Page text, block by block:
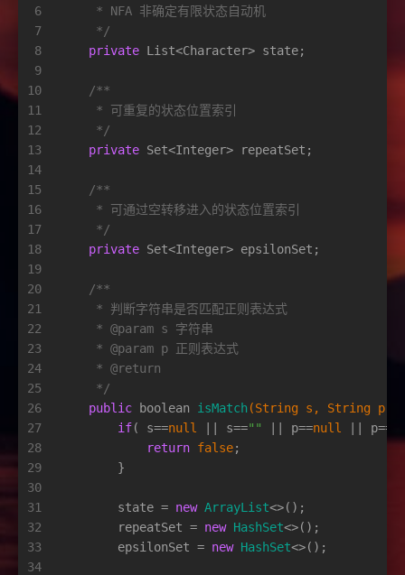
6
7
8
9
10
11
12
13
14
15
16
17
18
19
20
21
22
23
24
25
26
27
28
29
30
31
32
33
34
     * NFA 非确定有限状态自动机
     */
private List<Character> state;
/**
     * 可重复的状态位置索引
     */
private Set<Integer> repeatSet;
/**
     * 可通过空转移进入的状态位置索引
     */
private Set<Integer> epsilonSet;
/**
     * 判断字符串是否匹配正则表达式
     *
@param s 字符串
     *
@param p 正则表达式
     *
@return
     */
public
boolean isMatch (String s, String p)
if( s==null || s=="" || p==null || p==
return false;
        }
        state =
new ArrayList<>();
        repeatSet =
new HashSet<>();
        epsilonSet =
new HashSet<>();